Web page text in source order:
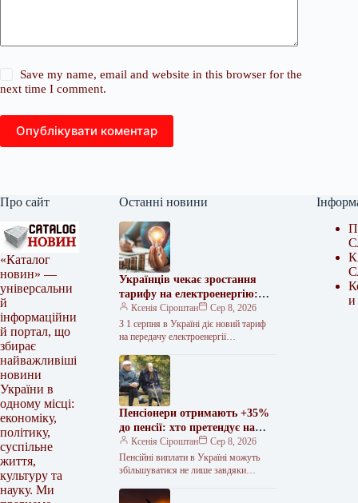
Save my name, email and website in this browser for the
next time I comment.
Опублікувати коментар
Про сайт
«Каталог
новин» —
універсальни
й
інформаційни
й портал, що
збирає
найважливіші
новини
України в
одному місці:
економіку,
політику,
суспільне
життя,
культуру та
науку. Ми
Останні новини
Українців чекає зростання
тарифу на електроенергію:
нові ціни
Ксенія Сіроштан
Сер 8, 2026
З 1 серпня в Україні діє новий тариф
на передачу електроенергії
збільшився на 25%. Національна
комісія, що…
Пенсіонери отримають +35%
до пенсії: хто претендує на
доплату без індексації
Ксенія Сіроштан
Сер 8, 2026
Пенсійні виплати в Україні можуть
збільшуватися не лише завдяки
категорій громадян законодавство
и